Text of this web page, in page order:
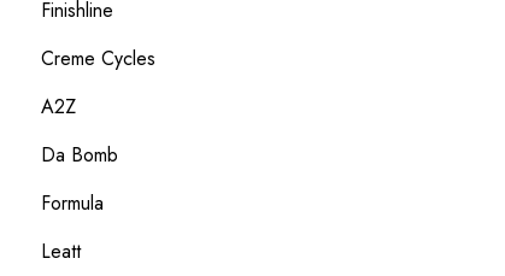
Finishline
Creme Cycles
A2Z
Da Bomb
Formula
Leatt